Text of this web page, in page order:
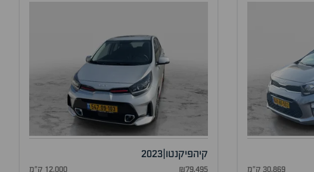
30,869 ק"מ
קיהפיקנטו 2023
₪79,495 12,000 ק"מ